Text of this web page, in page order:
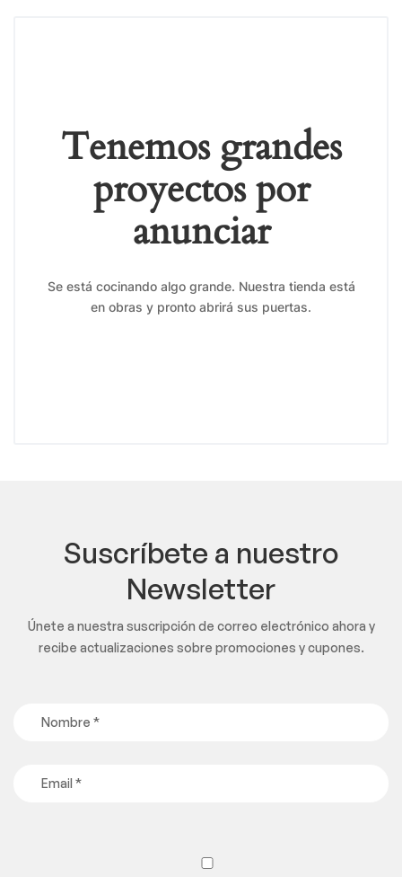
Tenemos grandes
proyectos por
anunciar
Se está cocinando algo grande. Nuestra tienda está
en obras y pronto abrirá sus puertas.
Suscríbete a nuestro
Newsletter
Únete a nuestra suscripción de correo electrónico ahora y
recibe actualizaciones sobre promociones y cupones.